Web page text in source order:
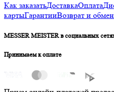
Как заказатьДоставкаОплата
картыГарантииВозврат и обмен
MESSER MEISTER в социальных
Принимаем к оплате